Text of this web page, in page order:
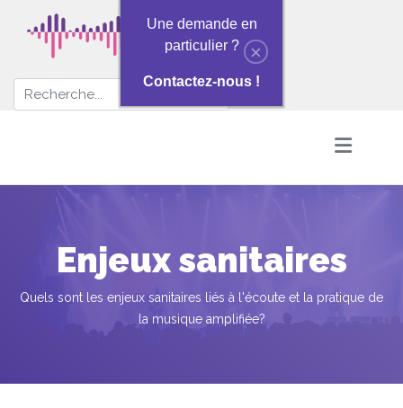
Enjeux sanitaires
Quels sont les enjeux sanitaires liés à l'écoute et la pratique de
la musique amplifiée?
×
Une demande en
particulier ?
Contactez-nous !